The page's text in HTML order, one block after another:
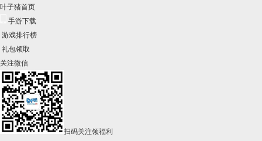
叶子猪首页
手游下载
游戏排行榜
礼包领取
关注微信
扫码关注领福利